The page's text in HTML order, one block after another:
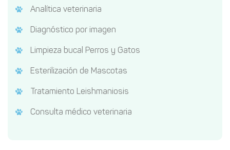
Analítica veterinaria
Diagnóstico por imagen
Limpieza bucal Perros y Gatos
Esterilización de Mascotas
Tratamiento Leishmaniosis
Consulta médico veterinaria